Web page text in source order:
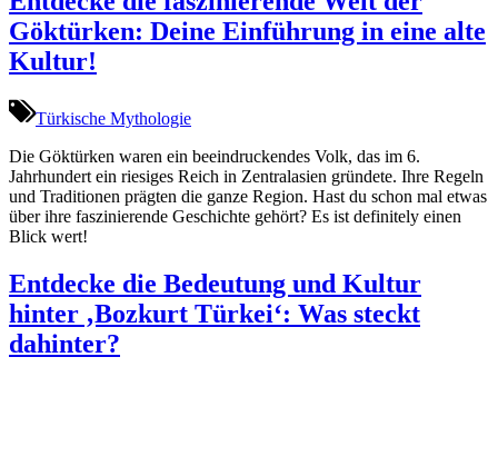
Göktürken: Deine Einführung in eine alte
Kultur!
Türkische Mythologie
Die Göktürken waren ein beeindruckendes Volk, das im 6.
Jahrhundert ein riesiges Reich in Zentralasien gründete. Ihre Regeln
und Traditionen prägten die ganze Region. Hast du schon mal etwas
über ihre faszinierende Geschichte gehört? Es ist definitely einen
Blick wert!
Entdecke die Bedeutung und Kultur
hinter ‚Bozkurt Türkei‘: Was steckt
dahinter?